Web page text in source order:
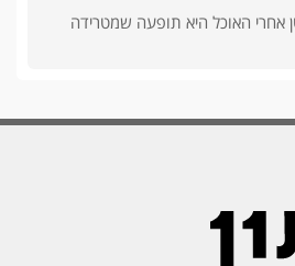
אחרי האוכל היא תופעה שמטרידה